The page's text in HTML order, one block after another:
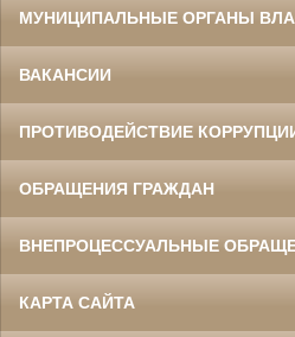
МУНИЦИПАЛЬНЫЕ ОРГАНЫ
ВАКАНСИИ
ПРОТИВОДЕЙСТВИЕ
ОБРАЩЕНИЯ ГРАЖДАН
ВНЕПРОЦЕССУАЛЬНЫЕ
КАРТА САЙТА